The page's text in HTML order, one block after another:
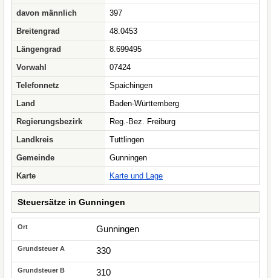
davon männlich
397
Breitengrad
48.0453
Längengrad
8.699495
Vorwahl
07424
Telefonnetz
Spaichingen
Land
Baden-Württemberg
Regierungsbezirk
Reg.-Bez. Freiburg
Landkreis
Tuttlingen
Gemeinde
Gunningen
Karte
Karte und Lage
Steuersätze in Gunningen
Gunningen
330
310